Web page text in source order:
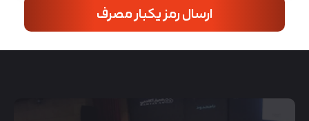
ارسال رمز یکبار مصرف